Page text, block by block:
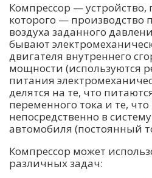
Компрессор — устройство,
которого — производство
воздуха заданного
бывают
двигателя внутреннего
мощности (используются
питания
делятся на те, что
переменного тока и те,
непосредственно в
автомобиля (постоянный
Компрессор может
различных задач: